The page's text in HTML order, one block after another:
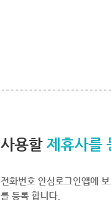
사용할 제휴사를
전화번호 안심로그인앱에
를 등록 합니다.